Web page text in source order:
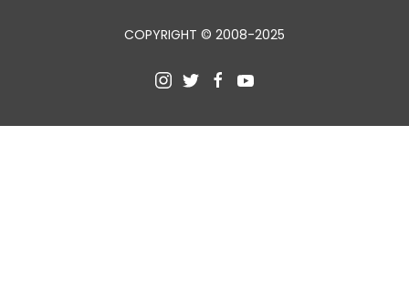
COPYRIGHT © 2008-2025